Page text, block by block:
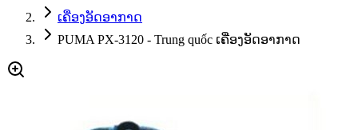
ເຄື່ອງອັດອາກາດ
PUMA PX-3120 - Trung quốc ເຄື່ອງອັດອາກາດ